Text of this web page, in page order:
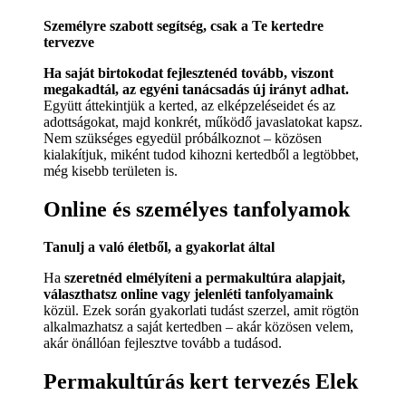
Személyre szabott segítség, csak a Te kertedre
tervezve
Ha saját birtokodat fejlesztenéd tovább, viszont
megakadtál, az egyéni tanácsadás új irányt adhat.
Együtt áttekintjük a kerted, az elképzeléseidet és az
adottságokat, majd konkrét, működő javaslatokat kapsz.
Nem szükséges egyedül próbálkoznot – közösen
kialakítjuk, miként tudod kihozni kertedből a legtöbbet,
még kisebb területen is.
Online és személyes tanfolyamok
Tanulj a való életből, a gyakorlat által
Ha szeretnéd elmélyíteni a permakultúra alapjait,
választhatsz online vagy jelenléti tanfolyamaink
közül. Ezek során gyakorlati tudást szerzel, amit rögtön
alkalmazhatsz a saját kertedben – akár közösen velem,
akár önállóan fejlesztve tovább a tudásod.
Permakultúrás kert tervezés Elek